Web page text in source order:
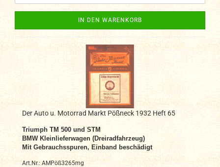
IN DEN WARENKORB
Der Auto u. Motorrad Markt Pößneck 1932 Heft 65
Triumph TM 500 und STM
BMW Kleinlieferwagen (Dreiradfahrzeug)
Mit Gebrauchsspuren, Einband beschädigt
Art.Nr.: AMPöß3265mg